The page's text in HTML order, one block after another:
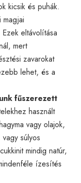
kicsik és puhák.
eltávolítása
mert
zavarokat
lehet, és a
fűszerezett
használt
vagy olajok,
súlyos
mindig natúr,
ízesítés